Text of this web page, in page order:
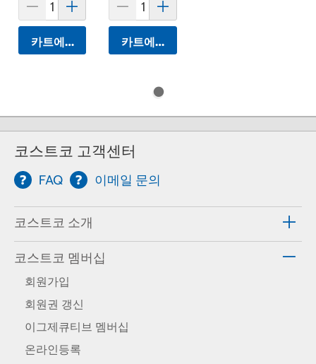
카트에 담기 카트에 담기
코스트코 고객센터
FAQ 이메일 문의
코스트코 소개
코스트코 멤버십
회원가입
회원권 갱신
이그제큐티브 멤버십
온라인등록